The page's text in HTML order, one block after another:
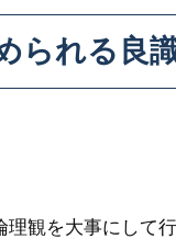
られる良
観を大事にして